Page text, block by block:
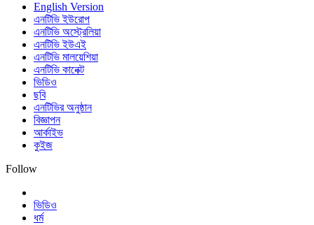
English Version
এনটিভি ইউরোপ
এনটিভি অস্ট্রেলিয়া
এনটিভি ইউএই
এনটিভি মালয়েশিয়া
এনটিভি কানেক্ট
ভিডিও
ছবি
এনটিভির অনুষ্ঠান
বিজ্ঞাপন
আর্কাইভ
কুইজ
Follow
ভিডিও
ধর্ম